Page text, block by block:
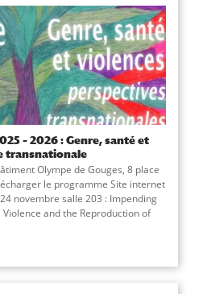
– 2026 : Genre, santé et
transnationale
Olympe de Gouges, 8 place
le programme Site internet
novembre salle 203 : Impending
and the Reproduction of